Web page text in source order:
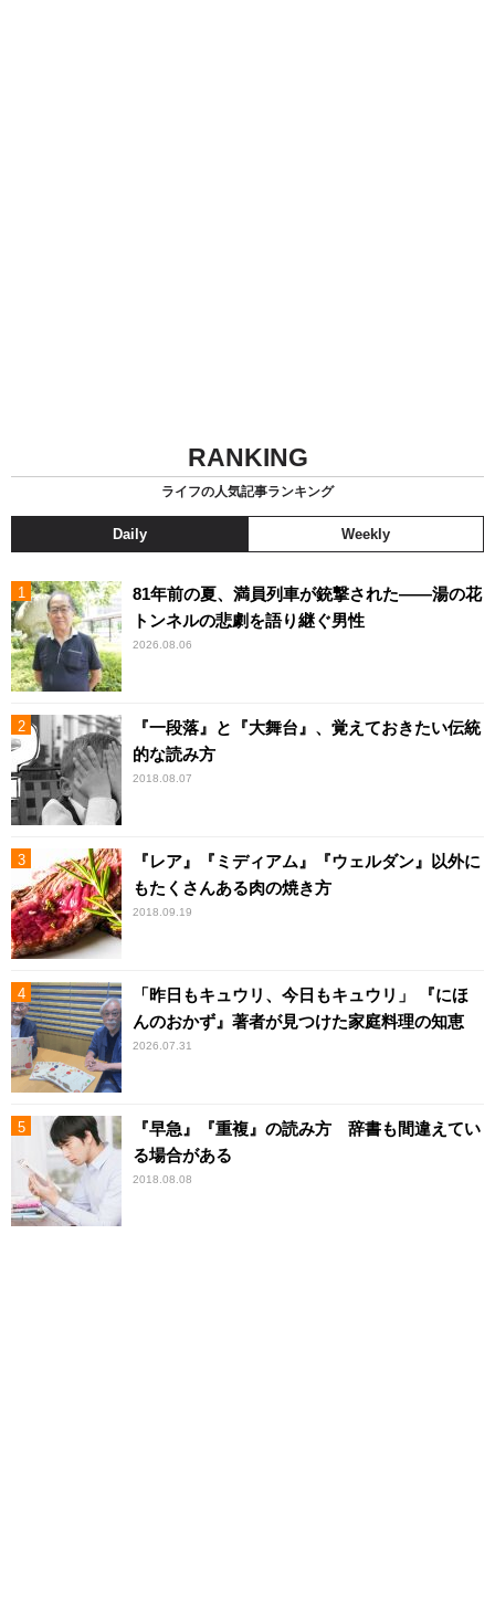
RANKING
ライフの人気記事ランキング
Daily Weekly
81年前の夏、満員列車が銃撃された――湯の花
トンネルの悲劇を語り継ぐ男性
2026.08.06
『一段落』と『大舞台』、覚えておきたい伝統
的な読み方
2018.08.07
『レア』『ミディアム』『ウェルダン』以外に
もたくさんある肉の焼き方
2018.09.19
「昨日もキュウリ、今日もキュウリ」 『にほ
んのおかず』著者が見つけた家庭料理の知恵
2026.07.31
『早急』『重複』の読み方 辞書も間違えてい
る場合がある
2018.08.08